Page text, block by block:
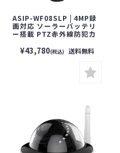
ASIP-WF08SLP | 4MP録
画対応 ソーラーバッテリ
ー搭載 PTZ赤外線防犯カ
視カメラ】【セキュリティ
ーカメラ】
¥43,780(税込) 送料無料